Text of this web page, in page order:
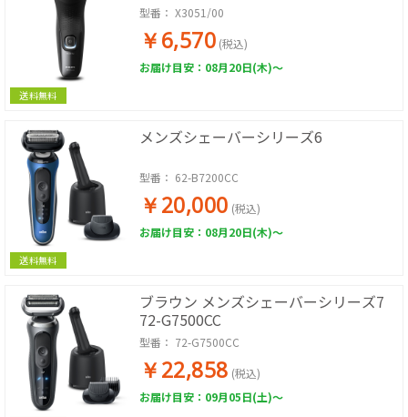
送料無料
型番： X3051/00
￥6,570 (税込)
お届け目安：08月20日(木)～
送料無料
メンズシェーバーシリーズ6
型番： 62-B7200CC
￥20,000 (税込)
お届け目安：08月20日(木)～
ブラウン メンズシェーバーシリーズ7
72-G7500CC
型番： 72-G7500CC
￥22,858 (税込)
お届け目安：09月05日(土)～